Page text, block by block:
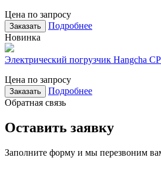
Цена по запросу
Заказать
Подробнее
Новинка
Электрический погрузчик Hangcha
Цена по запросу
Заказать
Подробнее
Обратная связь
Оставить заявку
Заполните форму и мы перезвоним